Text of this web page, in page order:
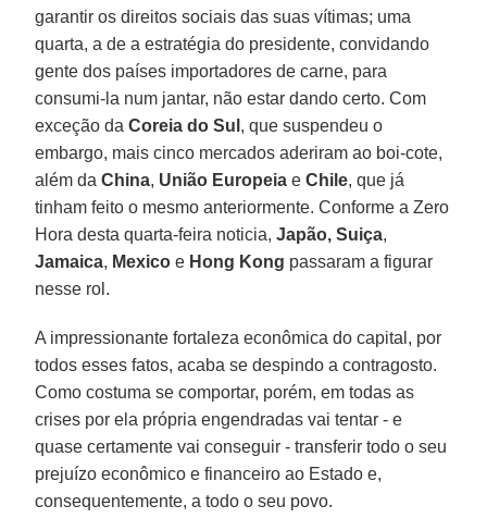
garantir os direitos sociais das suas vítimas; uma
quarta, a de a estratégia do presidente, convidando
gente dos países importadores de carne, para
consumi-la num jantar, não estar dando certo. Com
exceção daCoreia do Sul , que suspendeu o
embargo, mais cinco mercados aderiram ao boi-cote,
além daChina, União Europeia eChile, que já
tinham feito o mesmo anteriormente. Conforme a Zero
Hora desta quarta-feira noticia,Japão, Suiça,
Jamaica, Mexico e Hong Kong passaram a figurar
nesse rol.
A impressionante fortaleza econômica do capital, por
todos esses fatos, acaba se despindo a contragosto.
Como costuma se comportar, porém, em todas as
crises por ela própria engendradas vai tentar - e
quase certamente vai conseguir - transferir todo o seu
prejuízo econômico e financeiro ao Estado e,
consequentemente, a todo o seu povo.